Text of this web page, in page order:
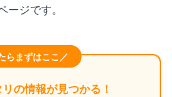
ジです。
らまずはここ／
の情報が見つかる！